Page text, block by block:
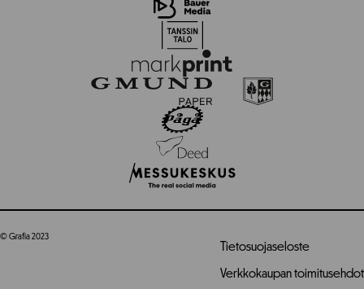
© Grafia 2023
Tietosuojaseloste
Verkkokaupan toimitusehdot